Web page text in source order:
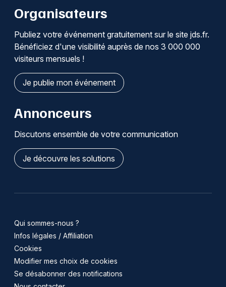
Organisateurs
Publiez votre événement gratuitement sur le site jds.fr.
Bénéficiez d'une visibilité auprès de nos 3 000 000
visiteurs mensuels !
Je publie mon événement
Annonceurs
Discutons ensemble de votre communication
Je découvre les solutions
Qui sommes-nous ?
Infos légales / Affiliation
Cookies
Modifier mes choix de cookies
Se désabonner des notifications